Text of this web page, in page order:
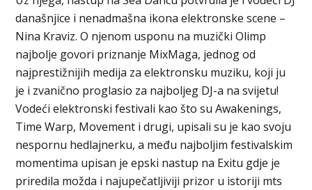
današnjice i nenadmašna ikona elektronske scene –
Nina Kraviz. O njenom usponu na muzički Olimp
najbolje govori priznanje MixMaga, jednog od
najprestižnijih medija za elektronsku muziku, koji ju
je i zvanično proglasio za najboljeg DJ-a na svijetu!
Vodeći elektronski festivali kao što su Awakenings,
Time Warp, Movement i drugi, upisali su je kao svoju
nespornu hedlajnerku, a među najboljim festivalskim
momentima upisan je epski nastup na Exitu gdje je
priredila možda i najupečatljiviji prizor u istoriji mts